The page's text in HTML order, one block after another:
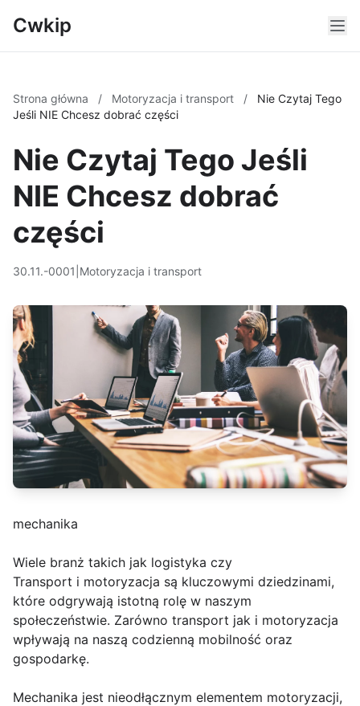
Cwkip
Strona główna / Motoryzacja i transport /
Nie Czytaj Tego
Jeśli NIE Chcesz dobrać części
Nie Czytaj Tego Jeśli
NIE Chcesz dobrać
części
30.11.-0001 Motoryzacja i transport
mechanika
Wiele branż takich jak logistyka czy
Transport i motoryzacja są kluczowymi dziedzinami,
które odgrywają istotną rolę w naszym
społeczeństwie. Zarówno transport jak i motoryzacja
wpływają na naszą codzienną mobilność oraz
gospodarkę.
Mechanika jest nieodłącznym elementem motoryzacji,